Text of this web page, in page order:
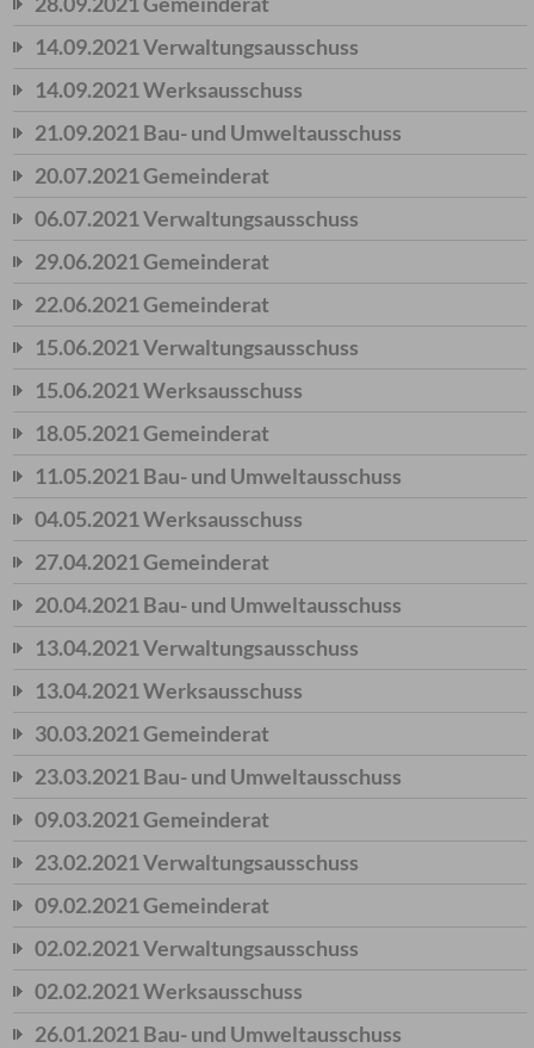
14.09.2021 Verwaltungsausschuss
14.09.2021 Werksausschuss
21.09.2021 Bau- und Umweltausschuss
20.07.2021 Gemeinderat
06.07.2021 Verwaltungsausschuss
29.06.2021 Gemeinderat
22.06.2021 Gemeinderat
15.06.2021 Verwaltungsausschuss
15.06.2021 Werksausschuss
18.05.2021 Gemeinderat
11.05.2021 Bau- und Umweltausschuss
04.05.2021 Werksausschuss
27.04.2021 Gemeinderat
20.04.2021 Bau- und Umweltausschuss
13.04.2021 Verwaltungsausschuss
13.04.2021 Werksausschuss
30.03.2021 Gemeinderat
23.03.2021 Bau- und Umweltausschuss
09.03.2021 Gemeinderat
23.02.2021 Verwaltungsausschuss
09.02.2021 Gemeinderat
02.02.2021 Verwaltungsausschuss
02.02.2021 Werksausschuss
26.01.2021 Bau- und Umweltausschuss